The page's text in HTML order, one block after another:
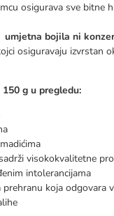
osigurava sve bitne
bojila ni
osiguravaju izvrstan
g u pregledu:
sadrži visokokvalitetne
intolerancijama
prehranu koja odgovara